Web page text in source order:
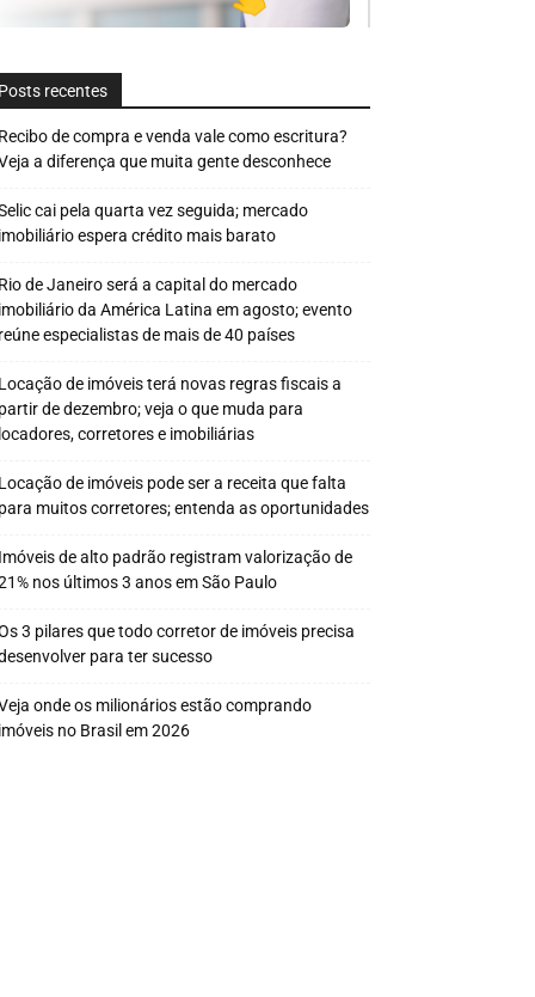
recentes
de compra e venda vale como escritura?
a diferença que muita gente desconhece
cai pela quarta vez seguida; mercado
espera crédito mais barato
de Janeiro será a capital do mercado
da América Latina em agosto; evento
especialistas de mais de 40 países
de imóveis terá novas regras fiscais a
de dezembro; veja o que muda para
corretores e imobiliárias
de imóveis pode ser a receita que falta
muitos corretores; entenda as oportunidades
de alto padrão registram valorização de
nos últimos 3 anos em São Paulo
3 pilares que todo corretor de imóveis precisa
para ter sucesso
onde os milionários estão comprando
no Brasil em 2026